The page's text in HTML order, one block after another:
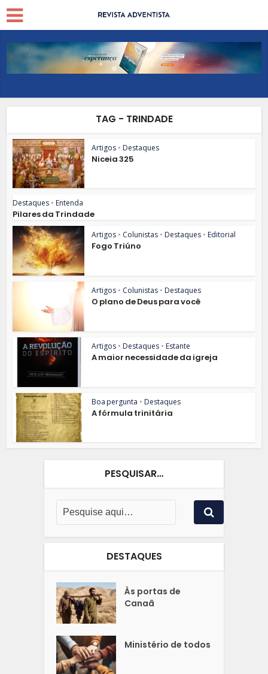
TAG - TRINDADE
Artigos • Destaques
Niceia 325
Destaques • Entenda
Pilares da Trindade
Artigos • Colunistas • Destaques • Editorial
Fogo Triúno
Artigos • Colunistas • Destaques
O plano de Deus para você
Artigos • Destaques • Estante
A maior necessidade da igreja
Boa pergunta • Destaques
A fórmula trinitária
PESQUISAR…
DESTAQUES
Às portas de
Canaã
Ministério de todos